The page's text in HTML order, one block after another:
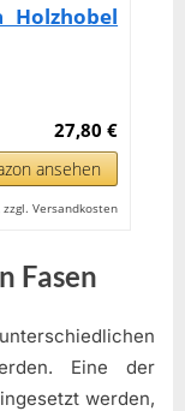
Holzhobel
27,80 €
ansehen
Versandkosten
Fasen
Eine der
werden,